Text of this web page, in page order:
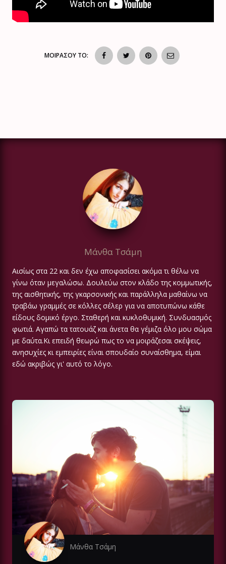
ΜΟΙΡΑΣΟΥ ΤΟ:
Μάνθα Τσάμη
Αισίως στα 22 και δεν έχω αποφασίσει ακόμα τι θέλω να
γίνω όταν μεγαλώσω. Δουλεύω στον κλάδο της κομμωτικής,
της αισθητικής, της γκαρσονικής και παράλληλα μαθαίνω να
τραβάω γραμμές σε κόλλες σέλερ για να αποτυπώνω κάθε
είδους δομικό έργο. Σταθερή και κυκλοθυμική. Συνδυασμός
φωτιά. Αγαπώ τα τατουάζ και άνετα θα γέμιζα όλο μου σώμα
με δαύτα.Κι επειδή θεωρώ πως το να μοιράζεσαι σκέψεις,
ανησυχίες κι εμπειρίες είναι σπουδαίο συναίσθημα, είμαι
εδώ ακριβώς γι' αυτό το λόγο.
Μάνθα Τσάμη